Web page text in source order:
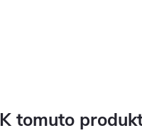
K tomuto